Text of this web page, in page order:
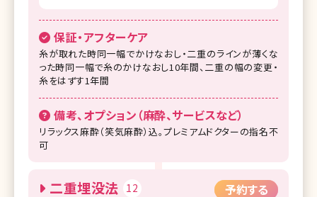
保証・アフターケア
糸が取れた時同一幅でかけなおし・二重のラインが薄くな
った時同一幅で糸のかけなおし10年間、二重の幅の変更・
糸をはずす1年間
備考、オプション（麻酔、サービスなど）
リラックス麻酔（笑気麻酔）込。プレミアムドクターの指名不
可
二重埋没法 12 予約する